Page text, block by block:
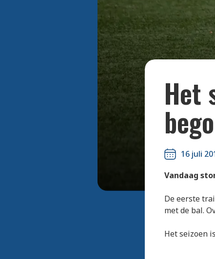
De
Het
16 juli
Vandaag
De eerste
met de bal.
Het seizoen